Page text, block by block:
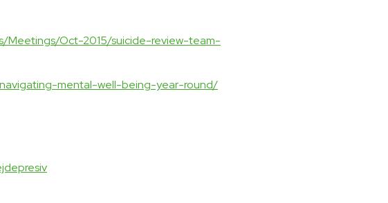
Meetings/Oct-2015/suicide-review-team-
mental-well-being-year-round/